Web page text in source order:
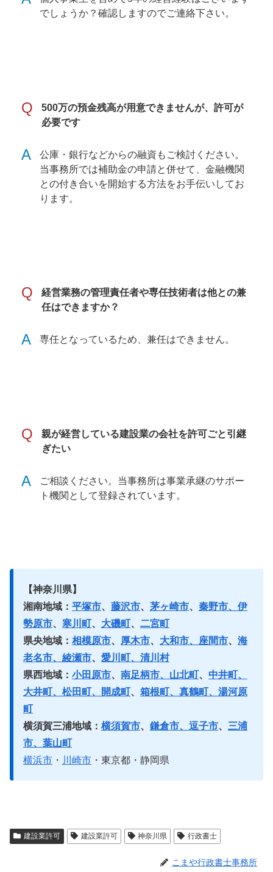
でしょうか？確認しますのでご連絡下さい。
Q
500万の預金残高が用意できませんが、許可が
必要です
A
公庫・銀行などからの融資もご検討ください。
当事務所では補助金の申請と併せて、金融機関
との付き合いを開始する方法をお手伝いしてお
ります。
Q
経営業務の管理責任者や専任技術者は他との兼
任はできますか？
A 専任となっているため、兼任はできません。
Q
親が経営している建設業の会社を許可ごと引継
ぎたい
A
ご相談ください。当事務所は事業承継のサポー
ト機関として登録されています。
【神奈川県】
湘南地域： 平塚市、 藤沢市、 茅ヶ崎市、 秦野市、伊
勢原市、 寒川町、 大磯町、 二宮町
県央地域： 相模原市、 厚木市、 大和市、座間市、 海
老名市、綾瀬市、 愛川町、清川村
県西地域： 小田原市、 南足柄市、山北町、 中井町、
大井町、松田町、開成町、 箱根町、真鶴町、湯河原
町
横須賀三浦地域： 横須賀市、 鎌倉市、逗子市、 三浦
市、葉山町
横浜市 ・ 川崎市 ・東京都・静岡県
建設業許可 建設業許可 神奈川県 行政書士
こまや行政書士事務所